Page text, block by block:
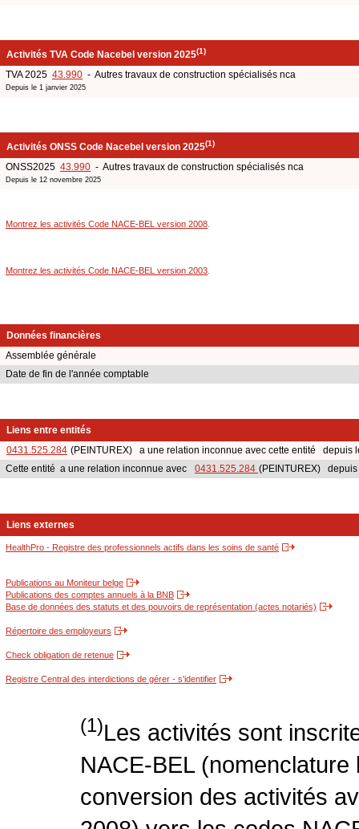
Activités TVA Code Nacebel version 2025(1)
TVA 2025 43.990 - Autres travaux de construction spécialisés nca
Depuis le 1 janvier 2025
Activités ONSS Code Nacebel version 2025(1)
ONSS2025 43.990 - Autres travaux de construction spécialisés nca
Depuis le 12 novembre 2025
Montrez les activités Code NACE-BEL version 2008
Montrez les activités Code NACE-BEL version 2003
Données financières
Assemblée générale
Date de fin de l'année comptable
Liens entre entités
0431.525.284 (PEINTUREX) a une relation inconnue avec cette entité depuis
Cette entité a une relation inconnue avec 0431.525.284 (PEINTUREX) depuis
Liens externes
HealthPro - Registre des professionnels actifs dans les soins de santé
Publications au Moniteur belge
Publications des comptes annuels à la BNB
Base de données des statuts et des pouvoirs de représentation (actes notariés)
Répertoire des employeurs
Check obligation de retenue
Registre Central des interdictions de gérer - s'identifier
(1)Les activités sont
NACE-BEL
conversion des activités